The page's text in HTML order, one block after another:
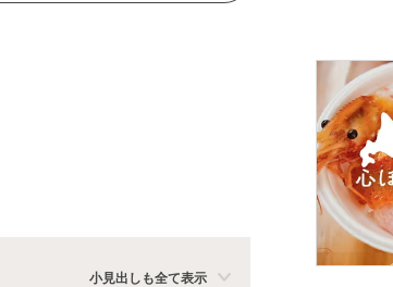
小見出しも全て表示